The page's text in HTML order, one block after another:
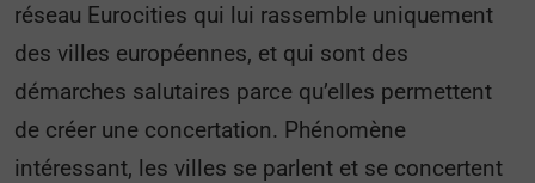
réseau Eurocities qui lui rassemble uniquement
des villes européennes, et qui sont des
démarches salutaires parce qu’elles permettent
de créer une concertation. Phénomène
intéressant, les villes se parlent et se concertent